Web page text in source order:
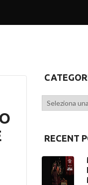
Categorie
RECENT